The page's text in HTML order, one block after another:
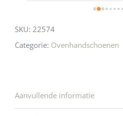
SKU: 22574
Categorie: Ovenhandschoenen
Aanvullende informatie